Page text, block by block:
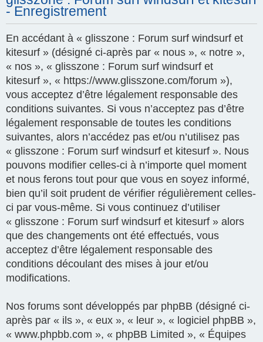
- Enregistrement
En accédant à « glisszone : Forum surf windsurf et
kitesurf » (désigné ci-après par « nous », « notre »,
« nos », « glisszone : Forum surf windsurf et
kitesurf », « https://www.glisszone.com/forum »),
vous acceptez d’être légalement responsable des
conditions suivantes. Si vous n’acceptez pas d’être
légalement responsable de toutes les conditions
suivantes, alors n’accédez pas et/ou n’utilisez pas
« glisszone : Forum surf windsurf et kitesurf ». Nous
pouvons modifier celles-ci à n’importe quel moment
et nous ferons tout pour que vous en soyez informé,
bien qu’il soit prudent de vérifier régulièrement celles-
ci par vous-même. Si vous continuez d’utiliser
« glisszone : Forum surf windsurf et kitesurf » alors
que des changements ont été effectués, vous
acceptez d’être légalement responsable des
conditions découlant des mises à jour et/ou
modifications.
Nos forums sont développés par phpBB (désigné ci-
après par « ils », « eux », « leur », « logiciel phpBB »,
« www.phpbb.com », « phpBB Limited », « Équipes